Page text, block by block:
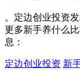
。定边创业投资发
更多新手养什么
息：
定边创业投资 新